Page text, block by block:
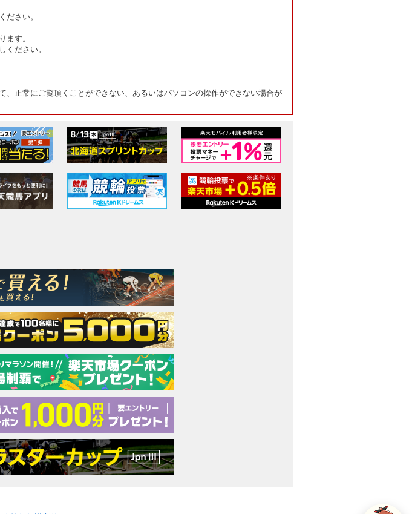
ださい。
ます。
ください。
、正常にご覧頂くことができない、あるいはパソコンの操作ができない場合が